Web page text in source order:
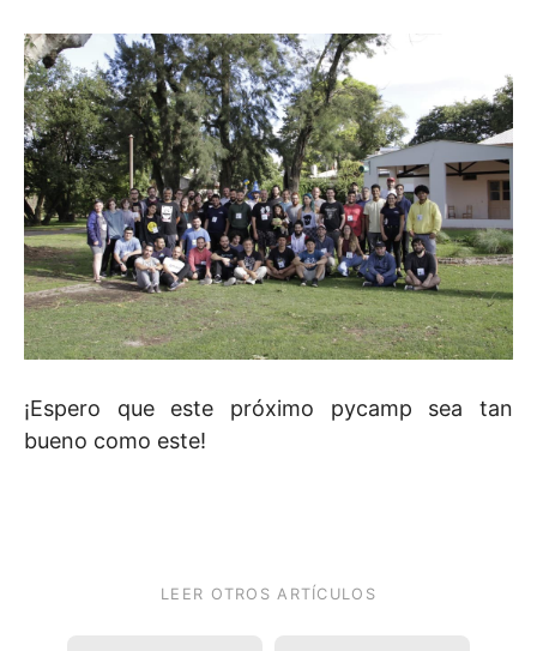
¡Espero que este próximo pycamp sea tan
bueno como este!
LEER OTROS ARTÍCULOS